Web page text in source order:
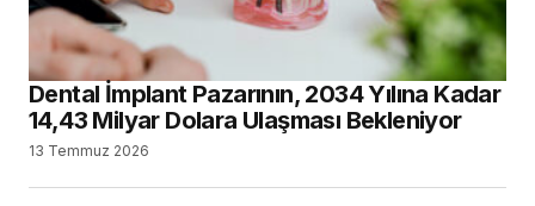
Dental İmplant Pazarının, 2034 Yılına Kadar
14,43 Milyar Dolara Ulaşması Bekleniyor
13 Temmuz 2026